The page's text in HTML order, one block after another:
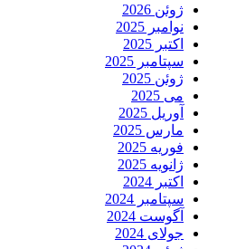
ژوئن 2026
نوامبر 2025
اکتبر 2025
سپتامبر 2025
ژوئن 2025
می 2025
آوریل 2025
مارس 2025
فوریه 2025
ژانویه 2025
اکتبر 2024
سپتامبر 2024
آگوست 2024
جولای 2024